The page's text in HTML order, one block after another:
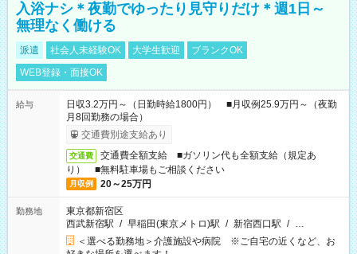
入浴ナシ＊夜勤でゆったり見守りだけ＊週1日～
無理なく働ける
派遣 社会人未経験OK 大学生歓迎
ブランクOK
WEB登録・面接OK
給与
日収3.2万円～（日勤時給1800円） ■月収例25.9万円～（夜勤
月8回勤務の場合）
交通費別途支給あり
交通費
交通費全額支給 ■ガソリン代も全額支給（規定あ
り） ■無料駐車場もご相談ください
月収例 20～25万円
勤務地
東京都新宿区
西武新宿駅 / 早稲田(東京メトロ)駅 / 新宿西口駅 / …
＜選べる勤務地＞介護施設や病院 ※ご自宅の近くなど、お